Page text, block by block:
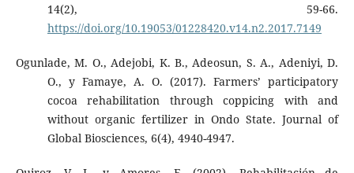
14(2), 59-66.
https://doi.org/10.19053/01228420.v14.n2.2017.7149
Ogunlade, M. O., Adejobi, K. B., Adeosun, S. A., Adeniyi, D.
O., y Famaye, A. O. (2017). Farmers’ participatory
cocoa rehabilitation through coppicing with and
without organic fertilizer in Ondo State. Journal of
Global Biosciences, 6(4), 4940-4947.